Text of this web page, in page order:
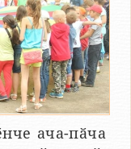
ача-пӑча